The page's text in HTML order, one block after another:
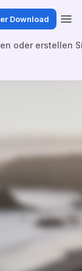
Download
oder erstellen